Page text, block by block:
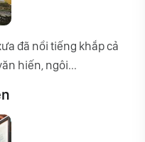
đã nổi tiếng khắp cả
hiến, ngôi...